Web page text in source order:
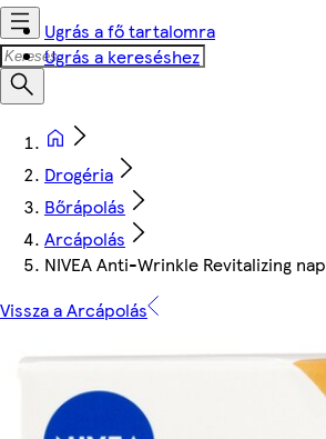
Ugrás a fő tartalomra
Ugrás a kereséshez
Drogéria
Bőrápolás
Arcápolás
NIVEA Anti-Wrinkle Revitalizing
Vissza a Arcápolás